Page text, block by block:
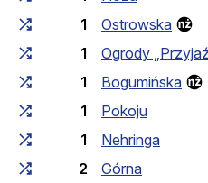
1
Ostrowska
1
Ogrody
1
Bogumińska
1
Pokoju
1
Nehringa
2
Górna